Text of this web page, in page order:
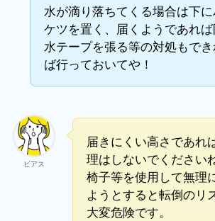
水が滴り落ちてくる場合は下
ケツを置く、届くようであれ
水テープを張る等の対処もで
ば行っておいてや！
ビアス
届きにくい高さであれ
理はしないでください
椅子等を使用して無理
ようとすると転倒のリ
大変危険です。